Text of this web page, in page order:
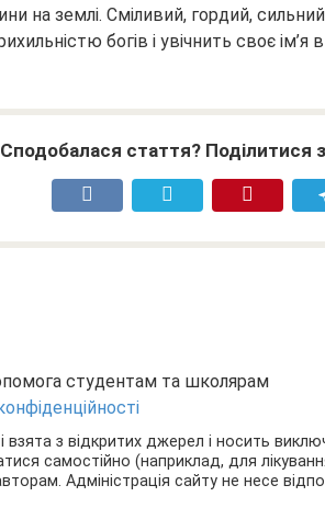
на землі. Сміливий, гордий,
богів і увічнить своє
Сподобалася стаття? Поділитися
студентам та школярам
взята з відкритих джерел і носить
самостійно (наприклад, для
Адміністрація сайту не несе